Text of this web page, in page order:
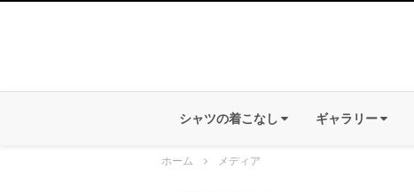
シャツの着こなし ギャラリー
ホーム メディア